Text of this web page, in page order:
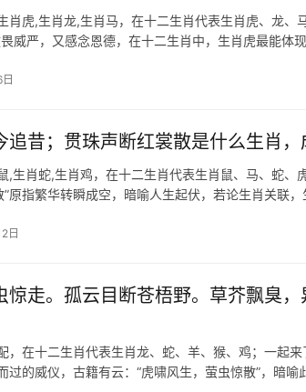
肖虎,生肖龙,生肖马，在十二生肖代表生肖虎、龙、
威严，又感念恩德，在十二生肖中，生肖虎最能体
追昔；贯珠声断红裳散是什么生肖
,生肖蛇,生肖鸡，在十二生肖代表生肖鼠、马、蛇
”原指繁华转瞬成空，暗喻人生起伏，若论生肖关
日
惊走。孤云目断苍梧野。草芥飘臭
，在十二生肖代表生肖龙、蛇、羊、猴、鸡；一起
过的威仪，古籍有云：“虎啸风生，萤虫惊散”，暗